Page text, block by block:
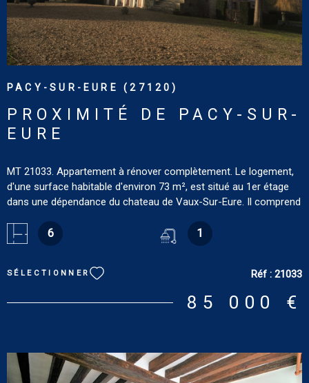
PACY-SUR-EURE (27120)
PROXIMITÉ DE PACY-SUR-
EURE
MT 21033. Appartement à rénover complètement. Le logement,
d'une surface habitable d'environ 73 m², est situé au 1er étage
dans une dépendance du chateau de Vaux-Sur-Eure. Il comprend
non soumis au DPE. Les informations sur les risques auxquels
ce bien est exposé sont disponibles sur le site :
6 1
SÉLECTIONNER Réf : 21033
85 000 €